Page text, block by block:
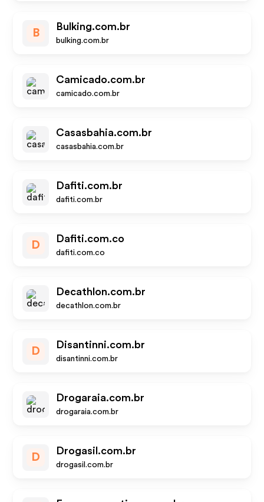
B
Bulking.com.br
bulking.com.br
Camicado.com.br
camicado.com.br
Casasbahia.com.br
casasbahia.com.br
Dafiti.com.br
dafiti.com.br
D
Dafiti.com.co
dafiti.com.co
Decathlon.com.br
decathlon.com.br
D
Disantinni.com.br
disantinni.com.br
Drogaraia.com.br
drogaraia.com.br
D
Drogasil.com.br
drogasil.com.br